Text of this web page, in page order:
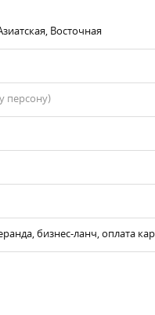
Восточная
персону)
бизнес-ланч, оплата